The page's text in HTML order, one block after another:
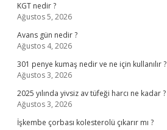
KGT nedir ?
Ağustos 5, 2026
Avans gün nedir ?
Ağustos 4, 2026
301 penye kumaş nedir ve ne için kullanılır ?
Ağustos 3, 2026
2025 yılında yivsiz av tüfeği harcı ne kadar ?
Ağustos 3, 2026
İşkembe çorbası kolesterolü çıkarır mı ?